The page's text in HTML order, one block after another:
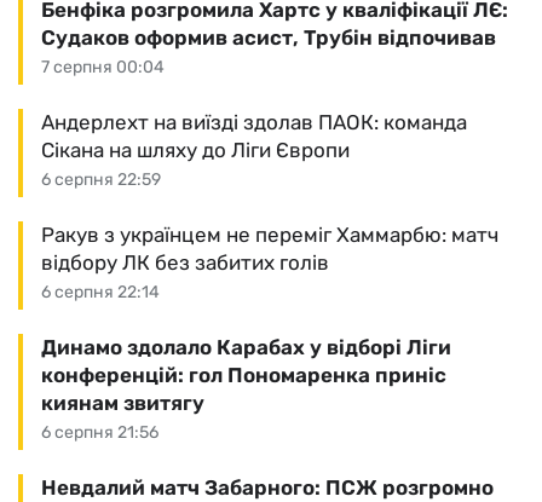
7 серпня 00:04
Бенфіка розгромила Хартс у кваліфікації ЛЄ:
Судаков оформив асист, Трубін відпочивав
6 серпня 22:59
Андерлехт на виїзді здолав ПАОК: команда
Сікана на шляху до Ліги Європи
6 серпня 22:14
Ракув з українцем не переміг Хаммарбю: матч
відбору ЛК без забитих голів
6 серпня 21:56
Динамо здолало Карабах у відборі Ліги
конференцій: гол Пономаренка приніс
киянам звитягу
Невдалий матч Забарного: ПСЖ розгромно